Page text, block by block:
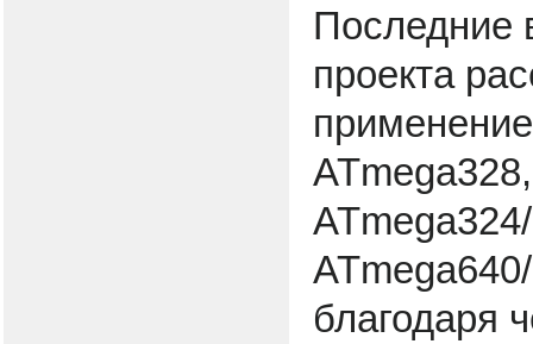
Последние
проекта
ATmega328,
благодаря